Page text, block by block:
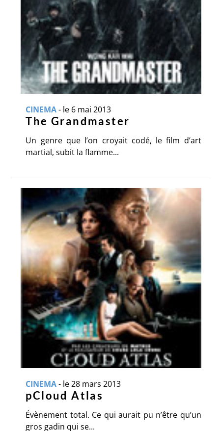
CINEMA- le 6 mai 2013
The Grandmaster
Un genre que l’on croyait codé, le film d’art
martial, subit la flamme...
CINEMA- le 28 mars 2013
pCloud Atlas
Évènement total. Ce qui aurait pu n’être qu’un
gros gadin qui se...